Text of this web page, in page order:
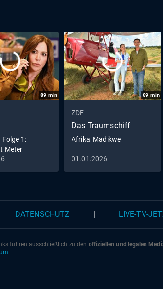
89 min
Folge 1:
Meter
89min
ZDF
Das Traumschiff
Afrika: Madikwe
01.01.2026
DATENSCHUTZ LIVE-TV-
führen ausschließlich zu den offiziellen und legalen
.